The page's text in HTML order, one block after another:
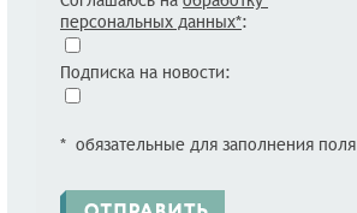
персональных данных*:
Подписка на новости:
* обязательные для заполнения поля